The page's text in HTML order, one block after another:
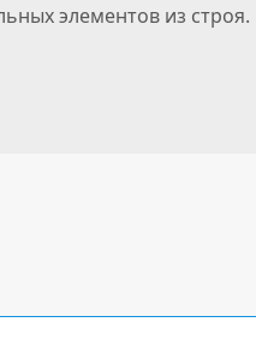
элементов из строя.